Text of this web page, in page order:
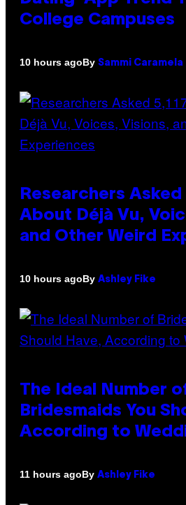
College Campuses
10 hours agoBy Sammi Caramela
Researchers Asked
About Déjà Vu,
and Other Weird
10 hours agoBy Ashley Fike
The Ideal Number
Bridesmaids You
According to
11 hours agoBy Ashley Fike